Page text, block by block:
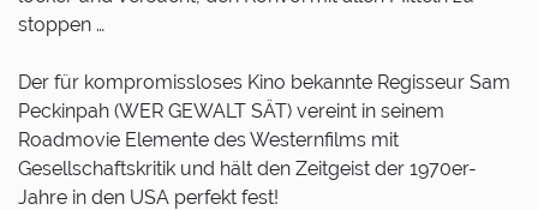
stoppen …
Der für kompromissloses Kino bekannte Regisseur Sam
Peckinpah (WER GEWALT SÄT) vereint in seinem
Roadmovie Elemente des Westernfilms mit
Gesellschaftskritik und hält den Zeitgeist der 1970er-
Jahre in den USA perfekt fest!